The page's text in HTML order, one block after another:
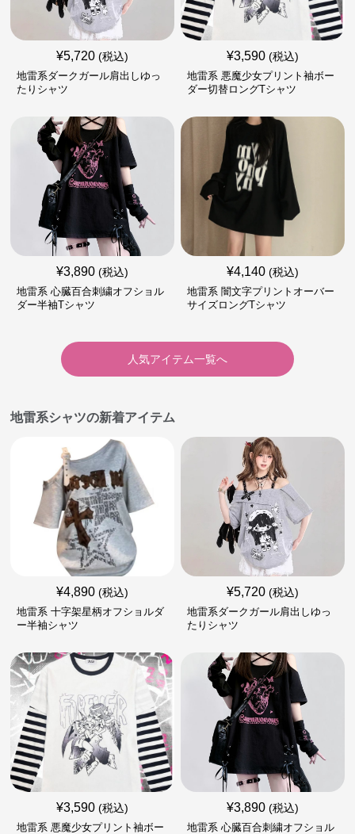
¥5,720 (税込)
地雷系ダークガール肩出しゆっ
たりシャツ
¥3,590 (税込)
地雷系 悪魔少女プリント袖ボー
ダー切替ロングTシャツ
¥3,890 (税込)
地雷系 心臓百合刺繍オフショル
ダー半袖Tシャツ
¥4,140 (税込)
地雷系 闇文字プリントオーバー
サイズロングTシャツ
人気アイテム一覧へ
地雷系シャツの新着アイテム
¥4,890 (税込)
地雷系 十字架星柄オフショルダ
ー半袖シャツ
¥5,720 (税込)
地雷系ダークガール肩出しゆっ
たりシャツ
¥3,590 (税込)
地雷系 悪魔少女プリント袖ボー
¥3,890 (税込)
地雷系 心臓百合刺繍オフショル